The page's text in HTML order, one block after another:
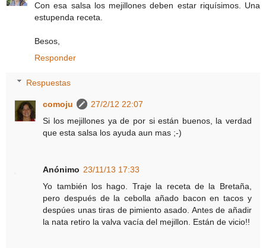
Con esa salsa los mejillones deben estar riquísimos. Una
estupenda receta.
Besos,
Responder
Respuestas
comoju
27/2/12 22:07
Si los mejillones ya de por si están buenos, la verdad
que esta salsa los ayuda aun mas ;-)
Anónimo 23/11/13 17:33
Yo también los hago. Traje la receta de la Bretaña,
pero después de la cebolla añado bacon en tacos y
despúes unas tiras de pimiento asado. Antes de añadir
la nata retiro la valva vacía del mejillon. Están de vicio!!